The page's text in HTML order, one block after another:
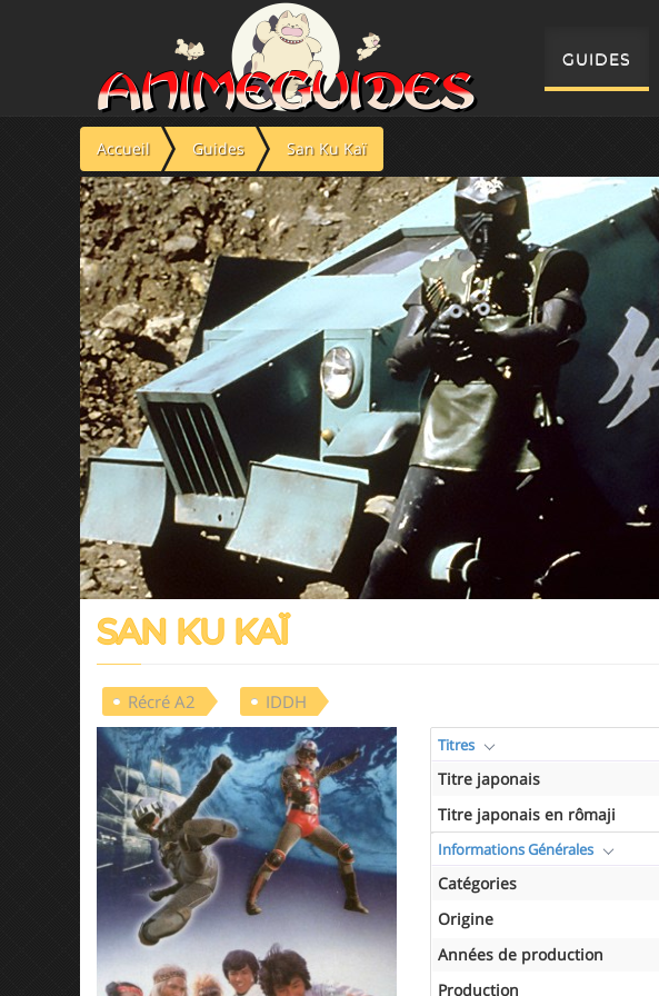
GUIDES
Accueil Guides San Ku Kaï
SAN KU KAÏ
Récré A2 IDDH
Titres
Titre japonais
Titre japonais en rômaji
Informations Générales
Catégories
Origine
Années de production
Production